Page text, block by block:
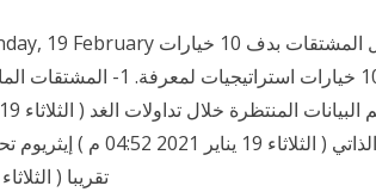
استراتيجيات المعرفة. 10
تقريبا ( الثلاثاء 19 يناير 2021 04:39 م ) فكرة بيع